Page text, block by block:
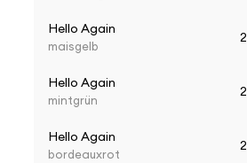
Hello Again
maisgelb
2
Hello Again
mintgrün
2
Hello Again
bordeauxrot
2